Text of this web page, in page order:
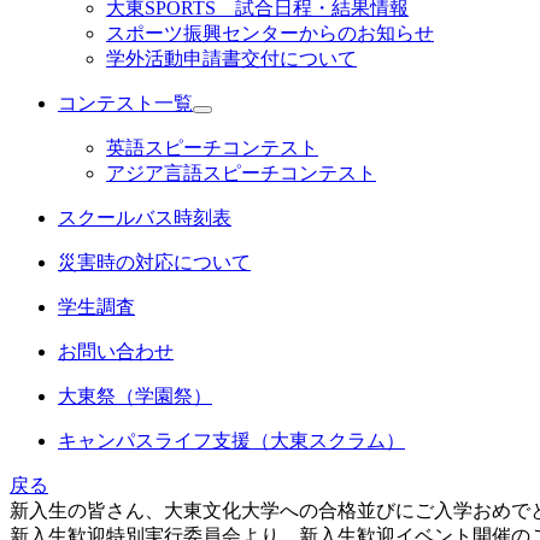
大東SPORTS 試合日程・結果情報
スポーツ振興センターからのお知らせ
学外活動申請書交付について
コンテスト一覧
英語スピーチコンテスト
アジア言語スピーチコンテスト
スクールバス時刻表
災害時の対応について
学生調査
お問い合わせ
大東祭（学園祭）
キャンパスライフ支援（大東スクラム）
戻る
新入生の皆さん、大東文化大学への合格並びにご入学おめで